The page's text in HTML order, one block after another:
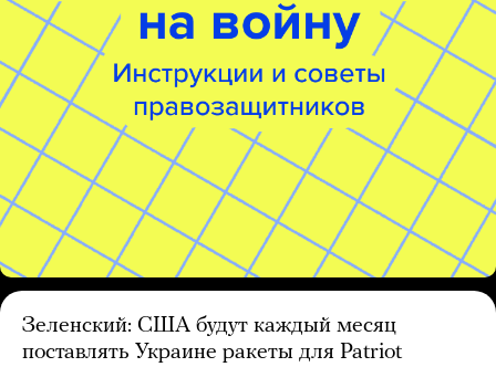
Зеленский: США будут каждый месяц
поставлять Украине ракеты для Patriot